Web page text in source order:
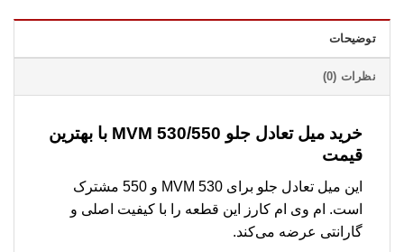
توضیحات
نظرات (0)
خرید میل تعادل جلو MVM 530/550 با بهترین
قیمت
این میل تعادل جلو برای MVM 530 و 550 مشترک
است. ام وی ام کارز این قطعه را با کیفیت اصلی و
گارانتی عرضه می‌کند.